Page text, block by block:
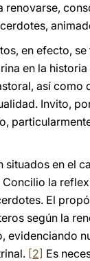
en efecto,
en la
así como
Invito,
situados en el
la
El
según la
[2] Es